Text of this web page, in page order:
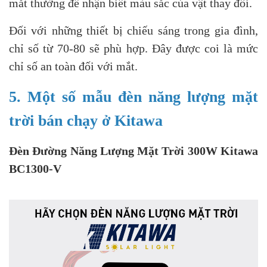
mắt thường để nhận biết màu sắc của vật thay đổi.
Đối với những thiết bị chiếu sáng trong gia đình,
chỉ số từ 70-80 sẽ phù hợp. Đây được coi là mức
chỉ số an toàn đối với mắt.
5. Một số mẫu đèn năng lượng mặt
trời bán chạy ở Kitawa
Đèn Đường Năng Lượng Mặt Trời 300W Kitawa
BC1300-V